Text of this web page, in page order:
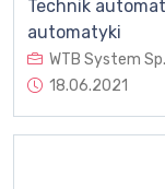
Technik
automatyki
WTB System
18.06.2021